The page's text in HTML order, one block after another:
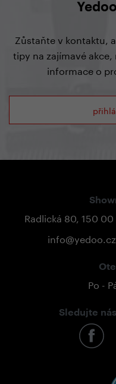
Zůstaňte v kontaktu,
tipy na zajímavé
informace o
Radlická 80, 150 00
info@yedoo.cz
Po -
Sledujte